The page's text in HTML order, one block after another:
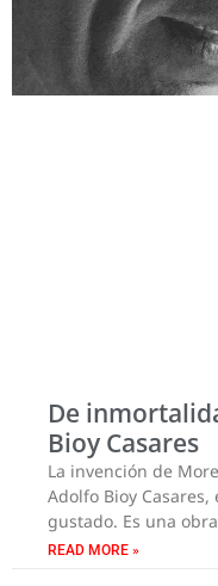
De
Bioy Casares
La invención de
Adolfo Bioy
gustado. Es una
READ MORE »